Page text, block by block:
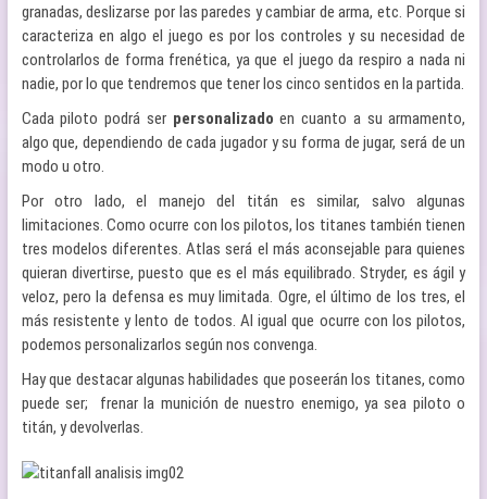
granadas, deslizarse por las paredes y cambiar de arma, etc. Porque si
caracteriza en algo el juego es por los controles y su necesidad de
controlarlos de forma frenética, ya que el juego da respiro a nada ni
nadie, por lo que tendremos que tener los cinco sentidos en la partida.
Cada piloto podrá ser personalizado en cuanto a su armamento,
algo que, dependiendo de cada jugador y su forma de jugar, será de un
modo u otro.
Por otro lado, el manejo del titán es similar, salvo algunas
limitaciones. Como ocurre con los pilotos, los titanes también tienen
tres modelos diferentes. Atlas será el más aconsejable para quienes
quieran divertirse, puesto que es el más equilibrado. Stryder, es ágil y
veloz, pero la defensa es muy limitada. Ogre, el último de los tres, el
más resistente y lento de todos. Al igual que ocurre con los pilotos,
podemos personalizarlos según nos convenga.
Hay que destacar algunas habilidades que poseerán los titanes, como
puede ser; frenar la munición de nuestro enemigo, ya sea piloto o
titán, y devolverlas.